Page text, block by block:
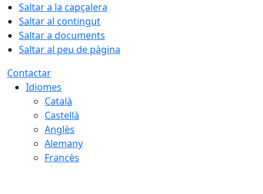
Saltar a la capçalera
Saltar al contingut
Saltar a documents
Saltar al peu de pàgina
Contactar
Idiomes
Català
Castellà
Anglès
Alemany
Francès